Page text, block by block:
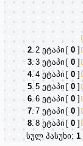
2.2 ეტაპი [ 0 ]
3.3 ეტაპი [ 0 ]
4.4 ეტაპი [ 0 ]
5. 5 ეტაპი [ 0 ]
6.6 ეტაპი [ 0 ]
7.7 ეტაპი [ 0 ]
8.8 ეტაპი [ 0 ]
სულ პასუხი: 1